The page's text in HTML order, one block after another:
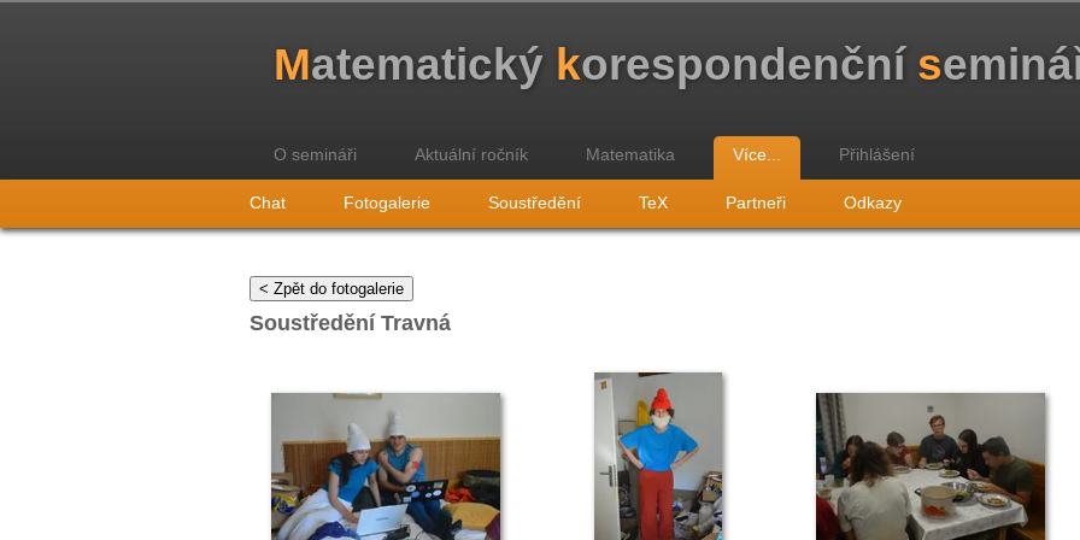
Matematický korespondenční s
O semináři Aktuální ročník Matematika Více... Přihlášení
Chat Fotogalerie Soustředění TeX Partneři Odkazy
< Zpět do fotogalerie
Soustředění Travná